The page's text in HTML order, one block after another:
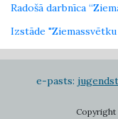
Radošā darbnīca
Izstāde
e-pasts:
Copyright